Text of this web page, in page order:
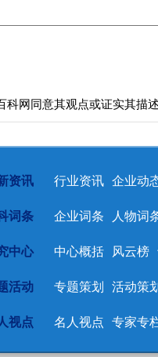
网同意其观点或证实其描述
资讯 行业资讯 企业动
词条 企业词条 人物词
中心 中心概括 风云榜
活动 专题策划 活动策划
视点 名人视点 专家专